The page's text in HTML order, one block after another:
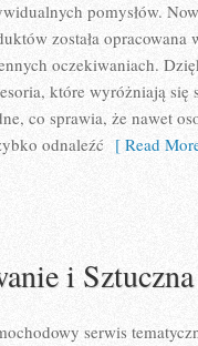
pomysłów.
została
oczekiwaniach.
które wyróżniają
co sprawia, że nawet
odnaleźć [ Read
i
serwis